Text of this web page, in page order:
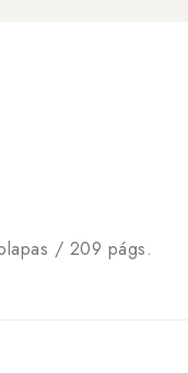
/ 209 págs.